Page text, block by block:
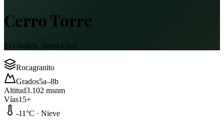
Cerro Torre
El Chaltén, Santa Cruz
Rocagranito
Grados5a–8b
Altitud3.102 msnm
Vías15+
-11°C · Nieve